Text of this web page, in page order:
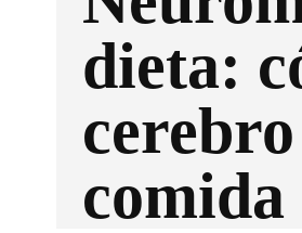
dieta:
comida